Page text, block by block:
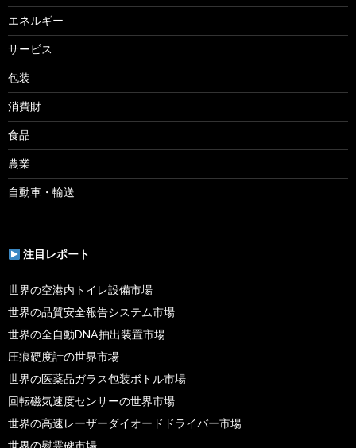
エネルギー
サービス
包装
消費財
食品
農業
自動車・輸送
注目レポート
世界の空港内トイレ設備市場
世界の品質安全報告システム市場
世界の全自動DNA抽出装置市場
圧痕硬度計の世界市場
世界の医薬品ガラス包装ボトル市場
回転磁気速度センサーの世界市場
世界の高速レーザーダイオードドライバー市場